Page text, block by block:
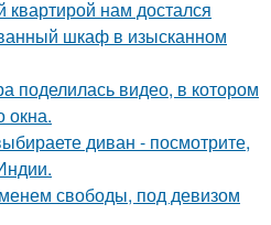
квартирой нам достался
шкаф в изысканном
поделилась видео, в котором
окна.
диван - посмотрите,
свободы, под девизом